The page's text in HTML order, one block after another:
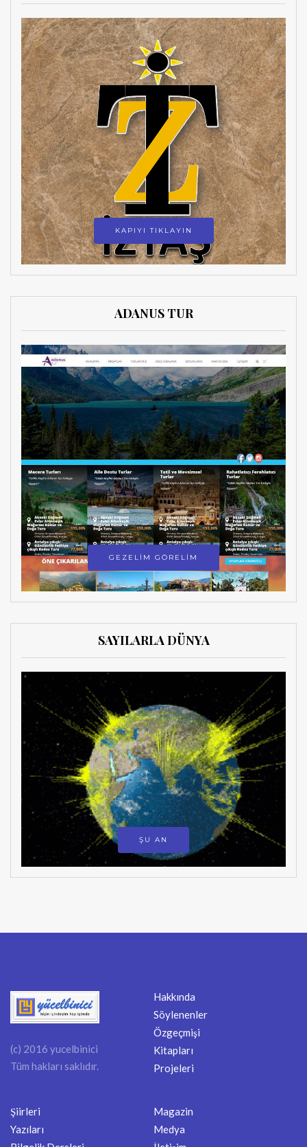
KAPIYI TIKLAYIN
ADANUS TUR
GEZELİM GÖRELİM
SAYILARLA DÜNYA
ŞU AN
(c) 2016 yucelbinici
Tüm hakları saklıdır.
Hakkında
Söylenenler
Özgeçmişi
Kitapları
Projeleri
Şiirleri
Yazıları
Magazin
Medya